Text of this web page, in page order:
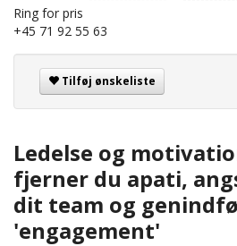
Ring for pris
+45 71 92 55 63
Tilføj ønskeliste
Ledelse og
fjerner du apati,
dit team og
'engagement'